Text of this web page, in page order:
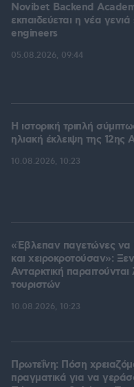
Novibet Backend
εκπαιδεύεται η νέα
engineers
05.08.2026, 09:44
Η ιστορική τριπλή
ηλιακή έκλειψη της 12ης
10.08.2026, 10:23
«Έβλεπαν παγετώνες να
και χειροκροτούσαν»:
Ανταρκτική
τουριστών
10.08.2026, 10:23
Πρωτεΐνη: Πόση
πραγματικά για να